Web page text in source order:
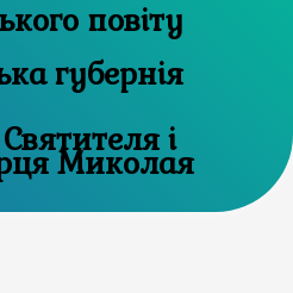
повіту
губернія
і
Миколая